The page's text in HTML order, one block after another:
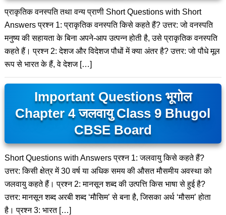
प्राकृतिक वनस्पति तथा वन्य प्राणी Short Questions with Short
Answers प्रश्न 1: प्राकृतिक वनस्पति किसे कहते हैं? उत्तर: जो वनस्पति
मनुष्य की सहायता के बिना अपने-आप उत्पन्न होती है, उसे प्राकृतिक वनस्पति
कहते हैं। प्रश्न 2: देशज और विदेशज पौधों में क्या अंतर है? उत्तर: जो पौधे मूल
रूप से भारत के हैं, वे देशज […]
Important Questions भूगोल
Chapter 4 जलवायु Class 9 Bhugol
CBSE Board
Short Questions with Answers प्रश्न 1: जलवायु किसे कहते हैं?
उत्तर: किसी क्षेत्र में 30 वर्ष या अधिक समय की औसत मौसमीय अवस्था को
जलवायु कहते हैं। प्रश्न 2: मानसून शब्द की उत्पत्ति किस भाषा से हुई है?
उत्तर: मानसून शब्द अरबी शब्द ‘मौसिम’ से बना है, जिसका अर्थ ‘मौसम’ होता
है। प्रश्न 3: भारत […]